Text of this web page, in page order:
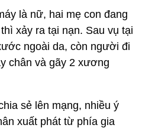
là nữ, hai mẹ con đang
xảy ra tại nạn. Sau vụ tại
ngoài da, còn người đi
chân và gãy 2 xương
sẻ lên mạng, nhiều ý
xuất phát từ phía gia